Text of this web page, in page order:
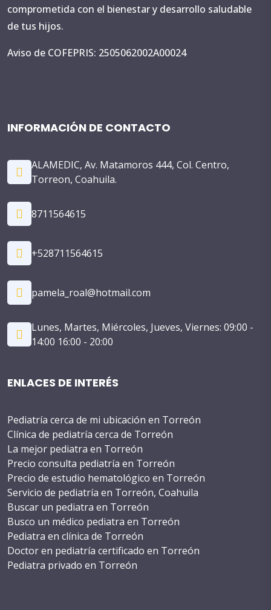
comprometida con el bienestar y desarrollo saludable
de tus hijos.
Aviso de COFEPRIS: 2505062002A00024
INFORMACIÓN DE CONTACTO
ALAMEDIC, Av. Matamoros 444, Col. Centro,
Torreon, Coahuila.
8711564615
+528711564615
pamela_roal@hotmail.com
Lunes, Martes, Miércoles, Jueves, Viernes: 09:00 -
14:00 16:00 - 20:00
ENLACES DE INTERÉS
Pediatría cerca de mi ubicación en Torreón
Clínica de pediatría cerca de Torreón
La mejor pediatra en Torreón
Precio consulta pediatría en Torreón
Precio de estudio hematológico en Torreón
Servicio de pediatría en Torreón, Coahuila
Buscar un pediatra en Torreón
Busco un médico pediatra en Torreón
Pediatra en clínica de Torreón
Doctor en pediatría certificado en Torreón
Pediatra privado en Torreón